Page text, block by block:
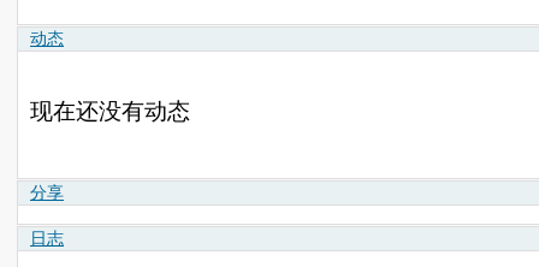
动态
现在还没有动态
分享
日志